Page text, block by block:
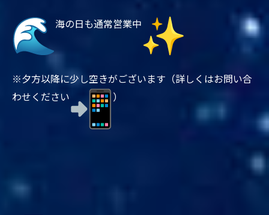
海の日も通常営業中
※夕方以降に少し空きがございます（詳しくはお問い合
わせください
）